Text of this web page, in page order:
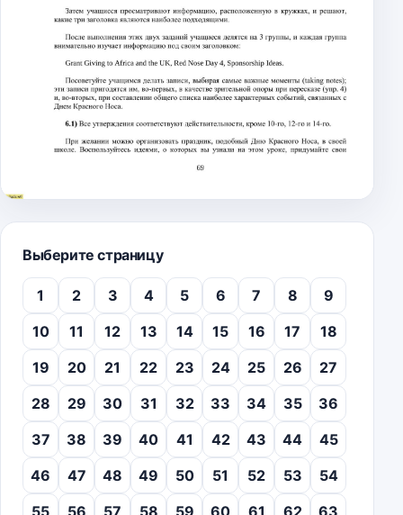
Выберите страницу
1 2 3 4 5 6 7 8
9
10
11 12 13 14 15 16 17
18
19
20 21 22 23 24 25 26
27
28
29 30 31 32 33 34 35
36
37
38 39 40 41 42 43 44
45
46
47 48 49 50 51 52 53
54